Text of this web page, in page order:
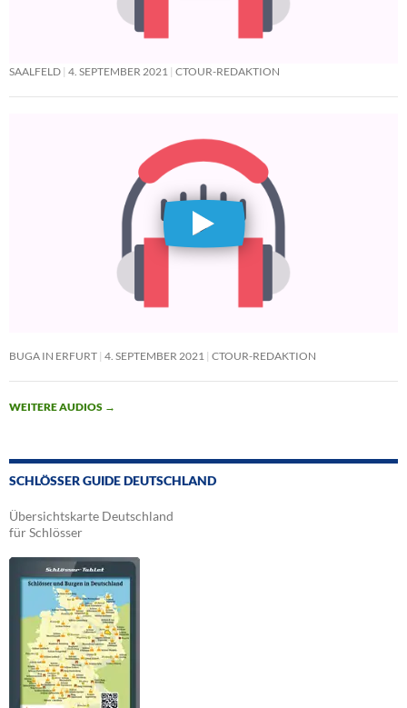
SAALFELD 4. SEPTEMBER 2021 CTOUR-REDAKTION
BUGA IN ERFURT 4. SEPTEMBER 2021 CTOUR-REDAKTION
WEITERE AUDIOS →
SCHLÖSSER GUIDE DEUTSCHLAND
Übersichtskarte Deutschland
für Schlösser